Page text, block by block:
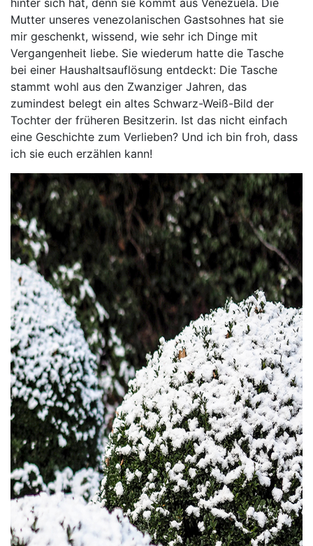
hinter sich hat, denn sie kommt aus Venezuela. Die
Mutter unseres venezolanischen Gastsohnes hat sie
mir geschenkt, wissend, wie sehr ich Dinge mit
Vergangenheit liebe. Sie wiederum hatte die Tasche
bei einer Haushaltsauflösung entdeckt: Die Tasche
stammt wohl aus den Zwanziger Jahren, das
zumindest belegt ein altes Schwarz-Weiß-Bild der
Tochter der früheren Besitzerin. Ist das nicht einfach
eine Geschichte zum Verlieben? Und ich bin froh, dass
ich sie euch erzählen kann!